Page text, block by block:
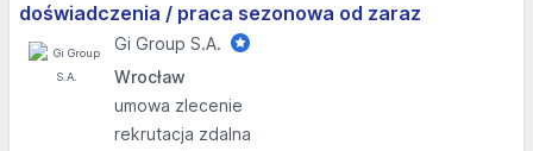
doświadczenia / praca sezonowa od zaraz
Gi Group S.A.
Wrocław
umowa zlecenie
rekrutacja zdalna